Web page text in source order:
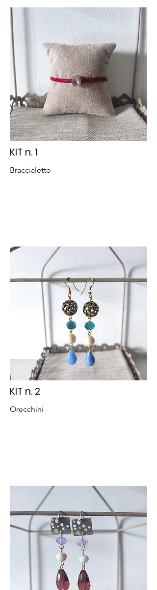
KIT n. 1
Braccialetto
KIT n. 2
Orecchini